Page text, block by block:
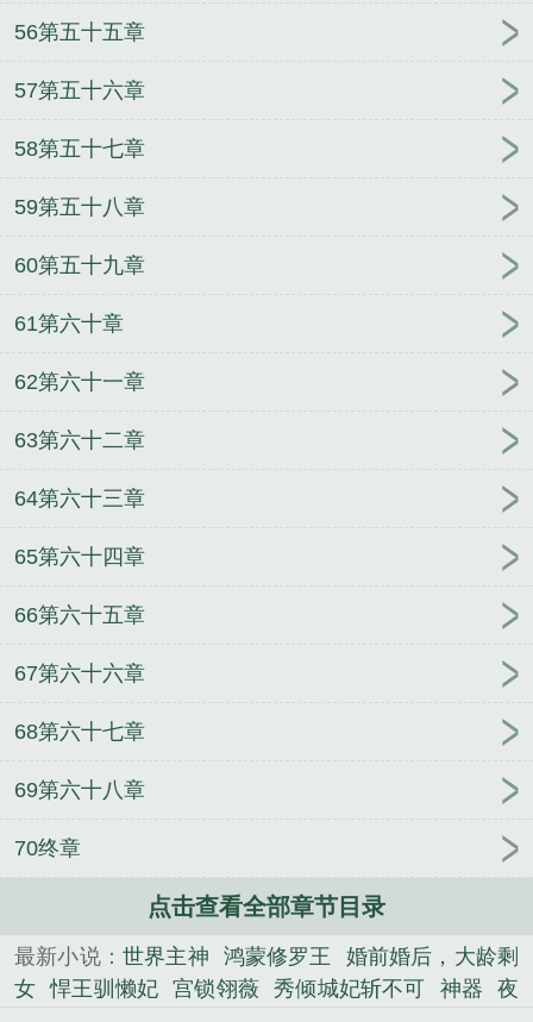
56第五十五章
57第五十六章
58第五十七章
59第五十八章
60第五十九章
61第六十章
62第六十一章
63第六十二章
64第六十三章
65第六十四章
66第六十五章
67第六十六章
68第六十七章
69第六十八章
70终章
点击查看全部章节目录
最新小说： 世界主神 鸿蒙修罗王
婚前婚后，大龄剩
女
悍王驯懒妃 宫锁翎薇 秀倾城妃斩不可 神器
夜